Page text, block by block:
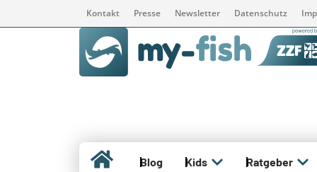
Kontakt Presse Newsletter Datenschutz
Blog Kids Ratgeber